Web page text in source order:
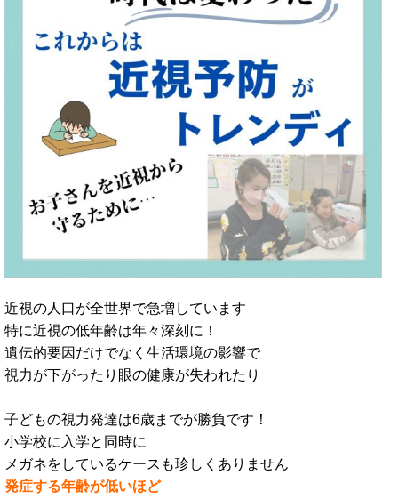
近視の人口が全世界で急増しています
特に近視の低年齢は年々深刻に！
遺伝的要因だけでなく生活環境の影響で
視力が下がったり眼の健康が失われたり
子どもの視力発達は6歳までが勝負です！
小学校に入学と同時に
メガネをしているケースも珍しくありません
発症する年齢が低いほど